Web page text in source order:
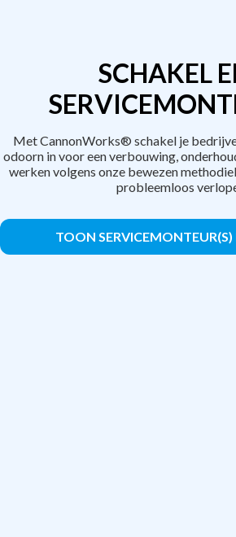
SCHAKEL
Met CannonWorks® schakel je
odoorn in voor een verbouwing,
werken volgens onze bewezen
probleemloos
TOON SERVICEMONTEUR(S)